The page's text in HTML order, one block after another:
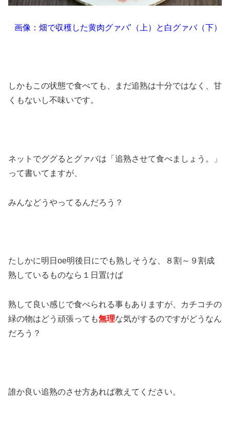
画像：畑で収穫した黄肉グァバ’（上）と白グァバ（下）
しかもこの状態で食べても、まだ追熟は十分ではなく、甘
くもないし不味いです。
ネットでググるとグァバは「追熟させて食べましょう。」
って書いてますが、
みんなどうやってるんだろう？
たしかに明日oe明後日にでも熟しそうな、８割～９割成
熟しているものなら１日置けば
熟して良い感じで食べられる事もありますが、カチコチの
緑の物はどう頑張っても無理な気がするのですがどうなん
だろう？
誰か良い追熟のさせ方あれば教えてください。